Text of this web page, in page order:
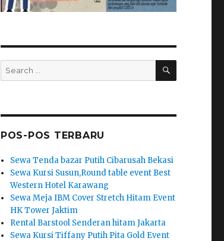
Search
for:
SEARCH
POS-POS TERBARU
Sewa Tenda bazar Putih Cibarusah Bekasi
Sewa Kursi Susun,Round table event Best
Western Hotel Karawang
Sewa Meja IBM Cover Stretch Hitam Event
HK Tower Jaktim
Rental Barstool Senderan hitam Jakarta
Sewa Kursi Tiffany Putih Pita Gold Event